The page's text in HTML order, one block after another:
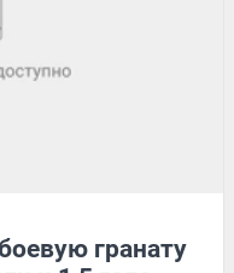
гранату